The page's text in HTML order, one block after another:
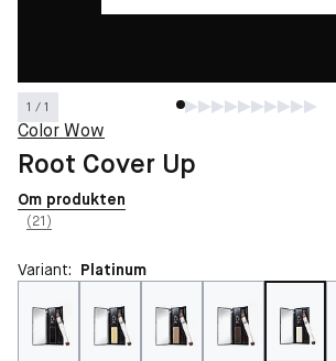
1 / 1
Color Wow
Root Cover Up
Om produkten
(21)
Variant: Platinum